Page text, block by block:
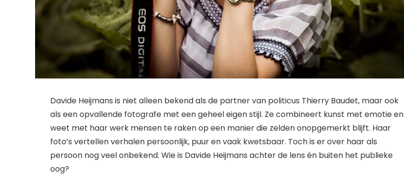
Davide Heijmans is niet alleen bekend als de partner van politicus Thierry Baudet, maar ook
als een opvallende fotografe met een geheel eigen stijl. Ze combineert kunst met emotie en
weet met haar werk mensen te raken op een manier die zelden onopgemerkt blijft. Haar
foto’s vertellen verhalen persoonlijk, puur en vaak kwetsbaar. Toch is er over haar als
persoon nog veel onbekend. Wie is Davide Heijmans achter de lens én buiten het publieke
oog?